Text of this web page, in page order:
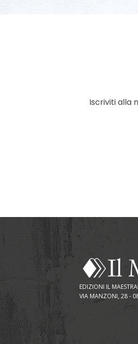
Iscriviti alla
EDIZIONI IL
VIA MANZONI, 28 -